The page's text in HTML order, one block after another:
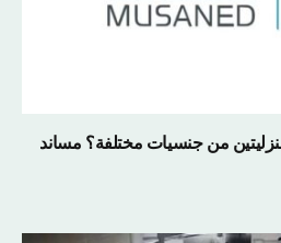
من جنسيات مختلفة؟ مساند